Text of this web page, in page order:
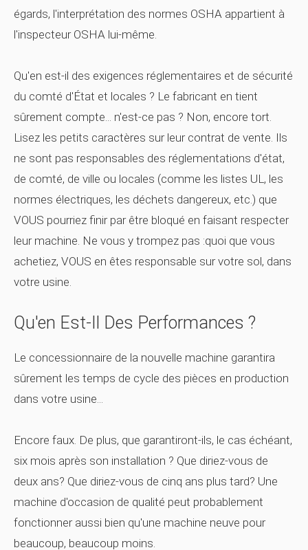
égards, l'interprétation des normes OSHA appartient à
l'inspecteur OSHA lui-même.
Qu'en est-il des exigences réglementaires et de sécurité
du comté d'État et locales ? Le fabricant en tient
sûrement compte... n'est-ce pas ? Non, encore tort.
Lisez les petits caractères sur leur contrat de vente. Ils
ne sont pas responsables des réglementations d'état,
de comté, de ville ou locales (comme les listes UL, les
normes électriques, les déchets dangereux, etc.) que
VOUS pourriez finir par être bloqué en faisant respecter
leur machine. Ne vous y trompez pas :quoi que vous
achetiez, VOUS en êtes responsable sur votre sol, dans
votre usine.
Qu'en Est-Il Des Performances ?
Le concessionnaire de la nouvelle machine garantira
sûrement les temps de cycle des pièces en production
dans votre usine...
Encore faux. De plus, que garantiront-ils, le cas échéant,
six mois après son installation ? Que diriez-vous de
deux ans? Que diriez-vous de cinq ans plus tard? Une
machine d'occasion de qualité peut probablement
fonctionner aussi bien qu'une machine neuve pour
beaucoup, beaucoup moins.